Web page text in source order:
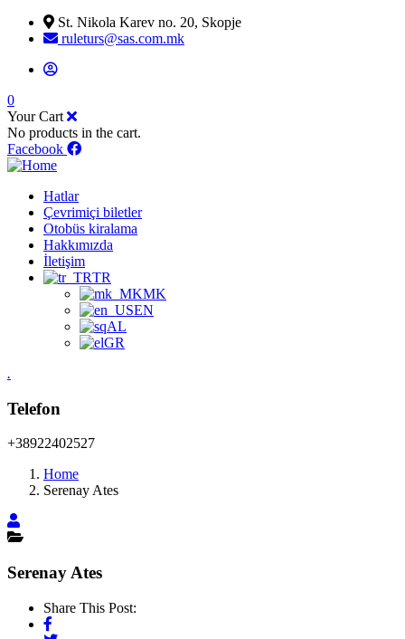
St. Nikola Karev no. 20, Skopje
ruleturs@sas.com.mk
0
Your Cart
No products in the cart.
Facebook
Hatlar
Çevrimiçi biletler
Otobüs kiralama
Hakkımızda
İletişim
TR
MK
EN
AL
GR
.
Telefon
+38922402527
Home
Serenay Ates
Serenay Ates
Share This Post: